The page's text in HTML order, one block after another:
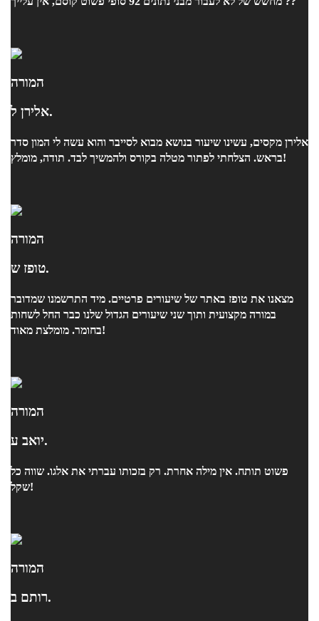
המורה
אלירן ל.
אלירן מקסים, עשינו שיעור בנושא מבוא לסייבר והוא עשה לי המון סדר
בראש. הצלחתי לפתור מטלה בקורס ולהמשיך לבד. תודה, מומלץ!
המורה
טופז ש.
מצאנו את טופז באתר של שיעורים פרטיים. מיד התרשמנו שמדובר
במורה מקצועית ותוך שני שיעורים הגדול שלנו כבר החל לשחות
בחומר. מומלצת מאוד!
המורה
יואב ע.
פשוט תותח. אין מילה אחרת. רק בזכותו עברתי את אלגו. שווה כל
שקל!
המורה
רותם ב.